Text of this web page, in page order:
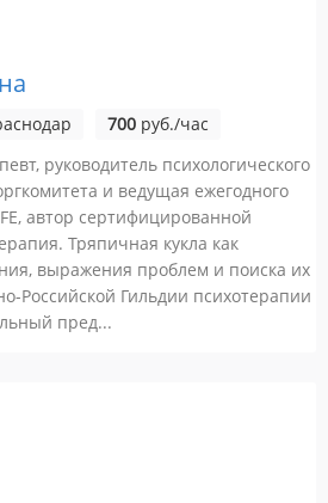
700 руб./час
руководитель психологического
и ведущая ежегодного
автор сертифицированной
Тряпичная кукла как
выражения проблем и поиска их
Российской Гильдии психотерапии
пред...